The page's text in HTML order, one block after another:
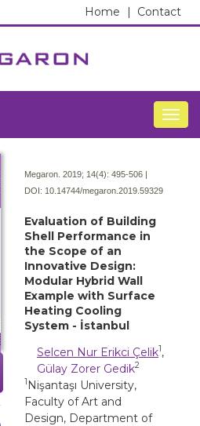
Contact
Home |
Megaron. 2019; 14(4): 495-506 |
DOI: 10.14744/megaron.2019.59329
Evaluation of Building
Shell Performance in
the Scope of an
Innovative Design:
Modular Hybrid Wall
Example with Surface
Heating Cooling
System - İstanbul
Selcen Nur Erikci Çelik1,
Gülay Zorer Gedik2
1 Nişantaşı University,
Faculty of Art and
Design, Department of